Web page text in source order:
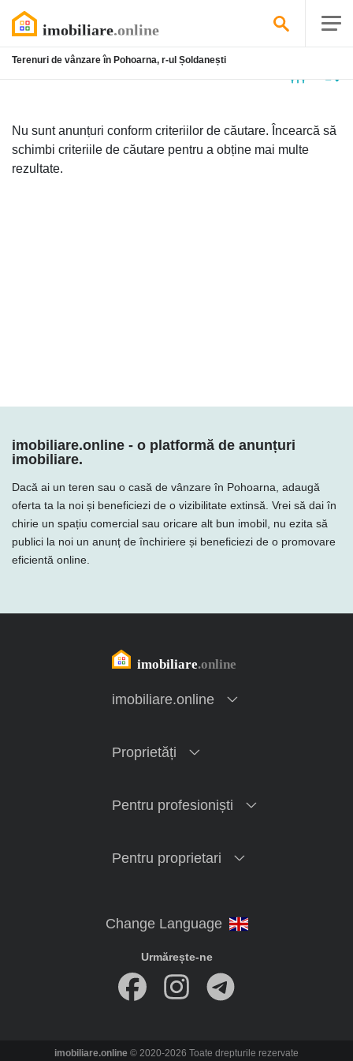
Terenuri de vânzare în Pohoarna, r-ul Șoldanești
Nu sunt anunțuri conform criteriilor de căutare. Încearcă să
schimbi criteriile de căutare pentru a obține mai multe
rezultate.
imobiliare.online - o platformă de anunțuri
imobiliare.
Dacă ai un teren sau o casă de vânzare în Pohoarna, adaugă
oferta ta la noi și beneficiezi de o vizibilitate extinsă. Vrei să dai în
chirie un spațiu comercial sau oricare alt bun imobil, nu ezita să
publici la noi un anunț de închiriere și beneficiezi de o promovare
eficientă online.
imobiliare.online
Proprietăți
Pentru profesioniști
Pentru proprietari
Urmărește-ne
imobiliare.online © 2020-2026 Toate drepturile rezervate